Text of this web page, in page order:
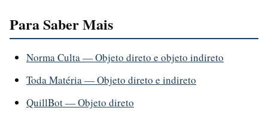
Para Saber Mais
Norma Culta — Objeto direto e objeto indireto
Toda Matéria — Objeto direto e indireto
QuillBot — Objeto direto